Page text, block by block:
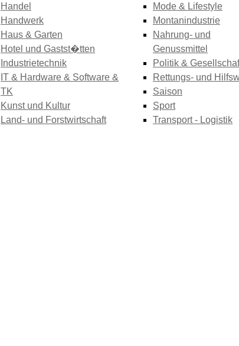
Handel
Handwerk
Haus & Garten
Hotel und Gastst�tten
Industrietechnik
IT & Hardware & Software &
TK
Kunst und Kultur
Land- und Forstwirtschaft
Mode & Lifestyle
Montanindustrie
Nahrung- und
Genussmittel
Politik &
Rettungs- und
Saison
Sport
Transport - Logistik